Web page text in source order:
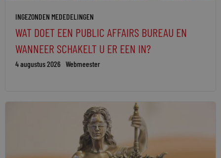
INGEZONDEN MEDEDELINGEN
WAT DOET EEN PUBLIC AFFAIRS BUREAU EN
WANNEER SCHAKELT U ER EEN IN?
4 augustus 2026 Webmeester